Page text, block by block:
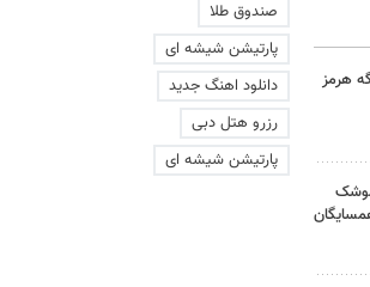
هرمز
صندوق طلا
پارتیشن شیشه ای
دانلود اهنگ جدید
رزرو هتل دبی
پارتیشن شیشه ای